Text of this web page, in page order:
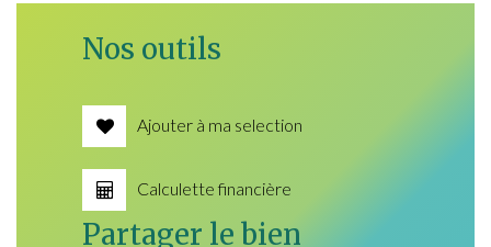
Nos outils
Ajouter à ma selection
Calculette financière
Partager le bien